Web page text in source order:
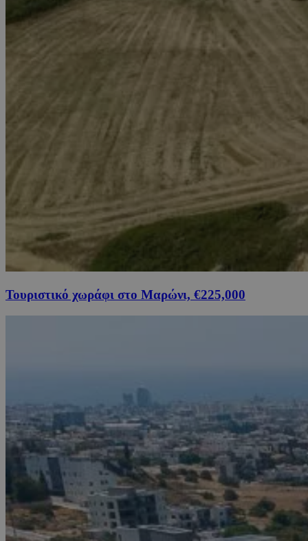
Τουριστικό χωράφι στο Μαρώνι, €225,000